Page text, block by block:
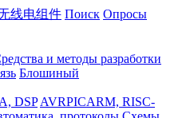
线电组件 Поиск Опросы
и методы разработки
Блошиный
DSP AVRPICARM, RISC-